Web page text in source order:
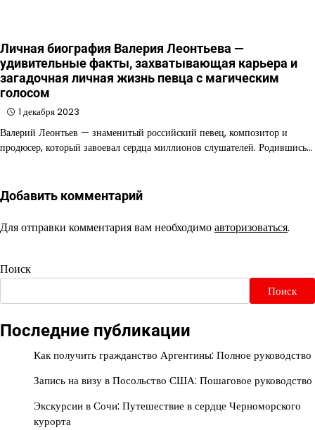
Личная биография Валерия Леонтьева —
удивительные факты, захватывающая карьера и
загадочная личная жизнь певца с магическим
голосом
1 декабря 2023
Валерий Леонтьев — знаменитый российский певец, композитор и
продюсер, который завоевал сердца миллионов слушателей. Родившись…
Добавить комментарий
Для отправки комментария вам необходимоавторизоваться.
Поиск
Поиск
Последние публикации
Как получить гражданство Аргентины: Полное руководство
Запись на визу в Посольство США: Пошаговое руководство
Экскурсии в Сочи: Путешествие в сердце Черноморского
курорта